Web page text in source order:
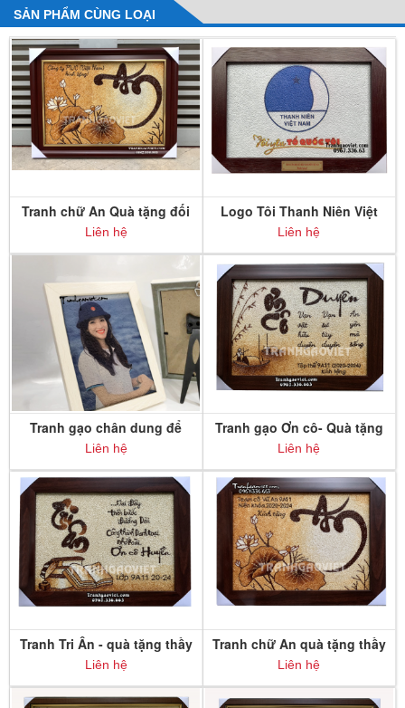
SẢN PHẨM CÙNG LOẠI
Tranh chữ An Quà tặng đối
tác
Liên hệ
Logo Tôi Thanh Niên Việt
Nam
Liên hệ
Tranh gạo chân dung để
bàn
Liên hệ
Tranh gạo Ơn cô- Quà tặng
cô mẫu đặt theo yêu cầu
Liên hệ
Tranh Tri Ân - quà tặng thầy
cô
Liên hệ
Tranh chữ An quà tặng thầy
cô
Liên hệ